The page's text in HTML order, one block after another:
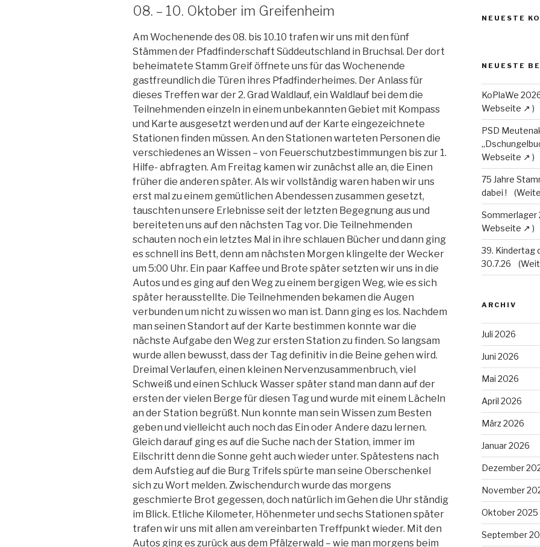
08. – 10. Oktober im Greifenheim
Am Wochenende des 08. bis 10.10 trafen wir uns mit den fünf
Stämmen der Pfadfinderschaft Süddeutschland in Bruchsal. Der dort
beheimatete Stamm Greif öffnete uns für das Wochenende
gastfreundlich die Türen ihres Pfadfinderheimes. Der Anlass für
dieses Treffen war der 2. Grad Waldlauf, ein Waldlauf bei dem die
Teilnehmenden einzeln in einem unbekannten Gebiet mit Kompass
und Karte ausgesetzt werden und auf der Karte eingezeichnete
Stationen finden müssen. An den Stationen warteten Personen die
verschiedenes an Wissen – von Feuerschutzbestimmungen bis zur 1.
Hilfe- abfragten. Am Freitag kamen wir zunächst alle an, die Einen
früher die anderen später. Als wir vollständig waren haben wir uns
erst mal zu einem gemütlichen Abendessen zusammen gesetzt,
tauschten unsere Erlebnisse seit der letzten Begegnung aus und
bereiteten uns auf den nächsten Tag vor. Die Teilnehmenden
schauten noch ein letztes Mal in ihre schlauen Bücher und dann ging
es schnell ins Bett, denn am nächsten Morgen klingelte der Wecker
um 5:00 Uhr. Ein paar Kaffee und Brote später setzten wir uns in die
Autos und es ging auf den Weg zu einem bergigen Weg, wie es sich
später herausstellte. Die Teilnehmenden bekamen die Augen
verbunden um nicht zu wissen wo man ist. Dann ging es los. Nachdem
man seinen Standort auf der Karte bestimmen konnte war die
nächste Aufgabe den Weg zur ersten Station zu finden. So langsam
wurde allen bewusst, dass der Tag definitiv in die Beine gehen wird.
Dreimal Verlaufen, einen kleinen Nervenzusammenbruch, viel
Schweiß und einen Schluck Wasser später stand man dann auf der
ersten der vielen Berge für diesen Tag und wurde mit einem Lächeln
an der Station begrüßt. Nun konnte man sein Wissen zum Besten
geben und vielleicht auch noch das Ein oder Andere dazu lernen.
Gleich darauf ging es auf die Suche nach der Station, immer im
Eilschritt denn die Sonne geht auch wieder unter. Spätestens nach
dem Aufstieg auf die Burg Trifels spürte man seine Oberschenkel
sich zu Wort melden. Zwischendurch wurde das morgens
geschmierte Brot gegessen, doch natürlich im Gehen die Uhr ständig
im Blick. Etliche Kilometer, Höhenmeter und sechs Stationen später
trafen wir uns mit allen am vereinbarten Treffpunkt wieder. Mit den
Autos ging es zurück aus dem Pfälzerwald – wie man morgens beim
NEUESTE
NEUESTE
KoPlaWe
PSD
75 Jahre
dabei !
Sommerlager
39. Kindertag
30.7.26
ARCHIV
Juli 2026
Juni 2026
Mai 2026
April 2026
März 2026
Januar 2026
Dezember
November
Oktober 2025
September